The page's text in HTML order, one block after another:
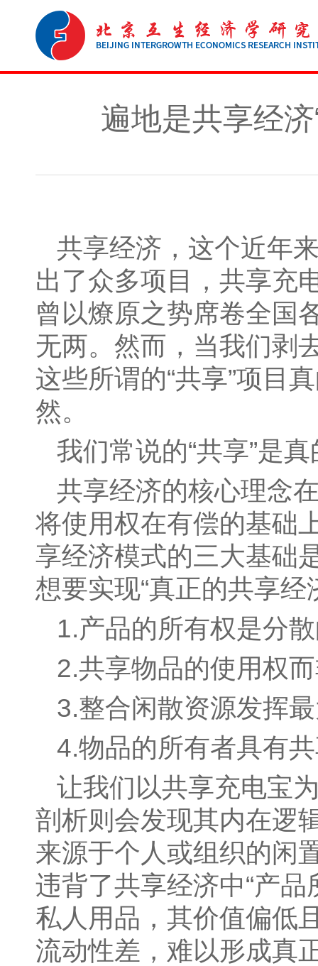
遍地是共享经
共享经济，这个近年
出了众多项目，共享充
曾以燎原之势席卷全国
无两。然而，当我们剥
这些所谓的“共享”项目
然。
我们常说的“共享”是
共享经济的核心理念
将使用权在有偿的基础
享经济模式的三大基础
想要实现“真正的共享
1.产品的所有权是分
2.共享物品的使用权
3.整合闲散资源发挥
4.物品的所有者具有
让我们以共享充电宝
剖析则会发现其内在逻
来源于个人或组织的闲
违背了共享经济中“产
私人用品，其价值偏低
流动性差，难以形成真